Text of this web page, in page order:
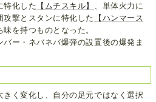
特化した 【ムチスキル】
、単体火力に
攻撃とスタンに特化した
【ハンマース
を持つものとなった。
ー・ネバネバ爆弾の設置後の爆発ま
きく変化し、自分の足元ではなく選択